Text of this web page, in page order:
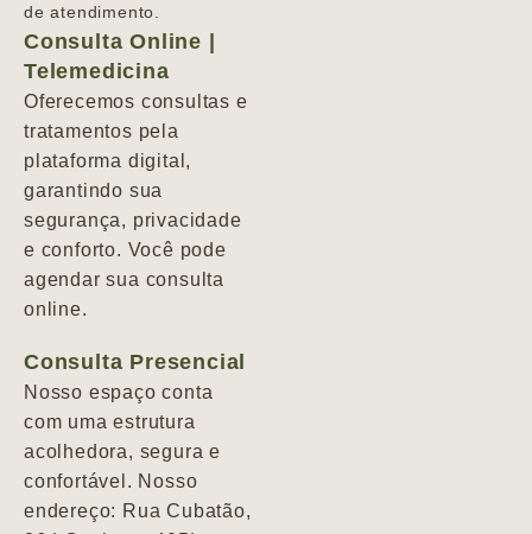
de atendimento.
Consulta Online |
Telemedicina
Oferecemos consultas e
tratamentos pela
plataforma digital,
garantindo sua
segurança, privacidade
e conforto. Você pode
agendar sua consulta
online.
Consulta Presencial
Nosso espaço conta
com uma estrutura
acolhedora, segura e
confortável. Nosso
endereço: Rua Cubatão,